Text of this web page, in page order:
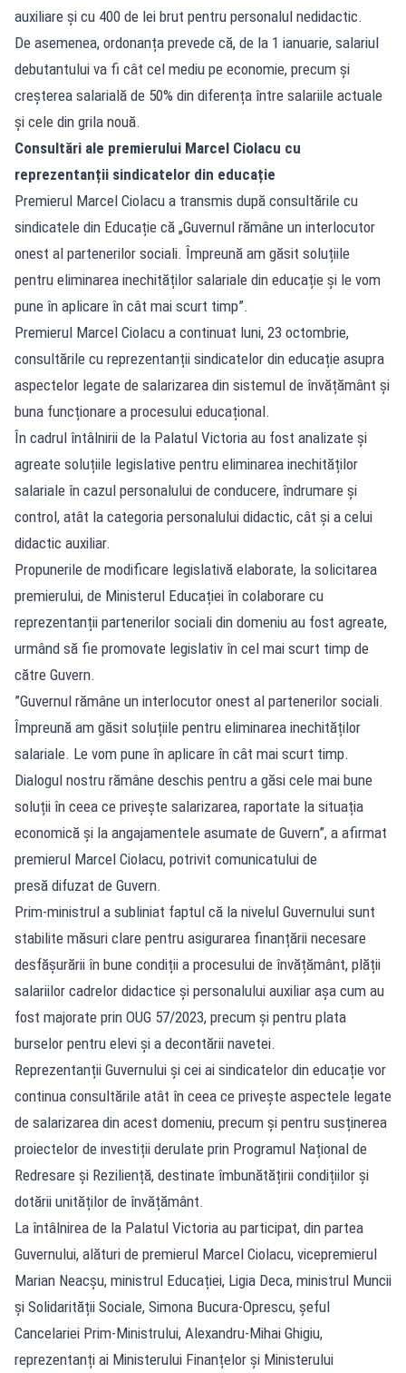
auxiliare și cu 400 de lei brut pentru personalul nedidactic.
De asemenea, ordonanța prevede că, de la 1 ianuarie, salariul
debutantului va fi cât cel mediu pe economie, precum și
creșterea salarială de 50% din diferența între salariile actuale
și cele din grila nouă.
Consultări ale premierului Marcel Ciolacu cu
reprezentanții sindicatelor din educație
Premierul Marcel Ciolacu a transmis după consultările cu
sindicatele din Educație că „Guvernul rămâne un interlocutor
onest al partenerilor sociali. Împreună am găsit soluțiile
pentru eliminarea inechităților salariale din educație și le vom
pune în aplicare în cât mai scurt timp”.
Premierul Marcel Ciolacu a continuat luni, 23 octombrie,
consultările cu reprezentanții sindicatelor din educație asupra
aspectelor legate de salarizarea din sistemul de învățământ și
buna funcționare a procesului educațional.
În cadrul întâlnirii de la Palatul Victoria au fost analizate și
agreate soluțiile legislative pentru eliminarea inechităților
salariale în cazul personalului de conducere, îndrumare și
control, atât la categoria personalului didactic, cât și a celui
didactic auxiliar.
Propunerile de modificare legislativă elaborate, la solicitarea
premierului, de Ministerul Educației în colaborare cu
reprezentanții partenerilor sociali din domeniu au fost agreate,
urmând să fie promovate legislativ în cel mai scurt timp de
către Guvern.
”Guvernul rămâne un interlocutor onest al partenerilor sociali.
Împreună am găsit soluțiile pentru eliminarea inechităților
salariale. Le vom pune în aplicare în cât mai scurt timp.
Dialogul nostru rămâne deschis pentru a găsi cele mai bune
soluții în ceea ce privește salarizarea, raportate la situația
economică și la angajamentele asumate de Guvern”, a afirmat
premierul Marcel Ciolacu, potrivit comunicatului de
presă difuzat de Guvern.
Prim-ministrul a subliniat faptul că la nivelul Guvernului sunt
stabilite măsuri clare pentru asigurarea finanțării necesare
desfășurării în bune condiții a procesului de învățământ, plății
salariilor cadrelor didactice și personalului auxiliar așa cum au
fost majorate prin OUG 57/2023, precum și pentru plata
burselor pentru elevi și a decontării navetei.
Reprezentanții Guvernului și cei ai sindicatelor din educație vor
continua consultările atât în ceea ce privește aspectele legate
de salarizarea din acest domeniu, precum și pentru susținerea
proiectelor de investiții derulate prin Programul Național de
Redresare și Reziliență, destinate îmbunătățirii condițiilor și
dotării unităților de învățământ.
La întâlnirea de la Palatul Victoria au participat, din partea
Guvernului, alături de premierul Marcel Ciolacu, vicepremierul
Marian Neacșu, ministrul Educației, Ligia Deca, ministrul Muncii
și Solidarității Sociale, Simona Bucura-Oprescu, șeful
Cancelariei Prim-Ministrului, Alexandru-Mihai Ghigiu,
reprezentanți ai Ministerului Finanțelor și Ministerului